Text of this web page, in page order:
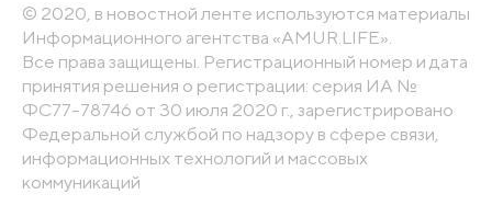
© 2020, в новостной ленте используются материалы
Информационного агентства «AMUR.LIFE».
Все права защищены. Регистрационный номер и дата
принятия решения о регистрации: серия ИА №
ФС77-78746 от 30 июля 2020 г., зарегистрировано
Федеральной службой по надзору в сфере связи,
информационных технологий и массовых
коммуникаций